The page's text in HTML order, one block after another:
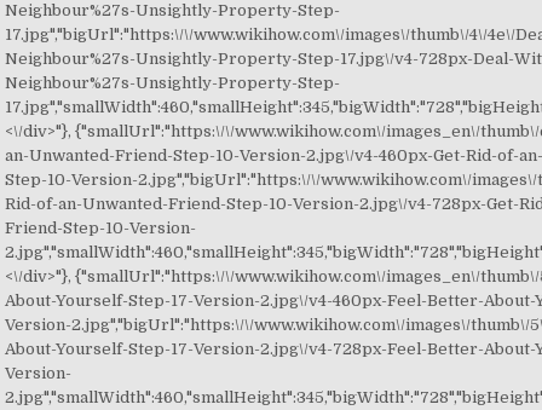
Neighbour%27s-Unsightly-Property-Step-
17.jpg","bigUrl":"https:\/\/www.wikihow.com\/images\/thumb\/4\/4e\/
Neighbour%27s-Unsightly-Property-Step-17.jpg\/v4-728px-Deal-
Neighbour%27s-Unsightly-Property-Step-
<\/div>"}, {"smallUrl":"https:\/\/www.wikihow.com\/images_en\/
an-Unwanted-Friend-Step-10-Version-2.jpg\/v4-460px-Get-Rid-of-
Step-10-Version-2.jpg","bigUrl":"https:\/\/www.wikihow.com\/
Rid-of-an-Unwanted-Friend-Step-10-Version-2.jpg\/v4-728px-Get-
Friend-Step-10-Version-
<\/div>"}, {"smallUrl":"https:\/\/www.wikihow.com\/images_en\/
About-Yourself-Step-17-Version-2.jpg\/v4-460px-Feel-Better-About-
Version-2.jpg","bigUrl":"https:\/\/www.wikihow.com\/images\/thumb\/
About-Yourself-Step-17-Version-2.jpg\/v4-728px-Feel-Better-About-
Version-